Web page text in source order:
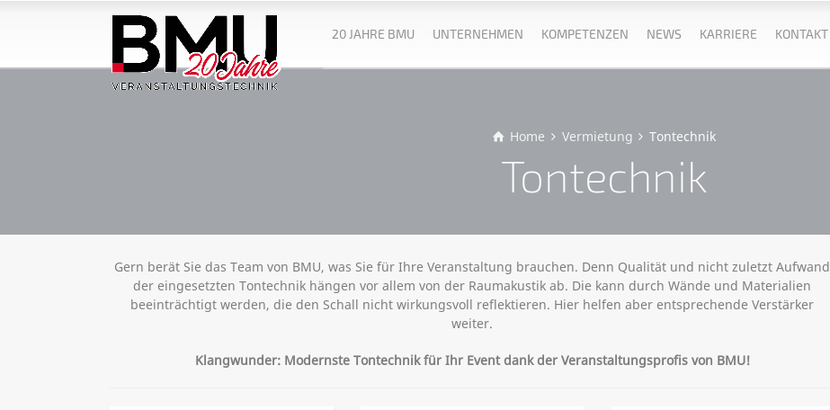
20 JAHRE BMU UNTERNEHMEN KOMPETENZEN NEWS KARRIERE KONTAKT
Home Vermietung Tontechnik
Tontechnik
Gern berät Sie das Team von BMU, was Sie für Ihre Veranstaltung brauchen. Denn Qualität und nicht zuletzt Aufwand
der eingesetzten Tontechnik hängen vor allem von der Raumakustik ab. Die kann durch Wände und Materialien
beeinträchtigt werden, die den Schall nicht wirkungsvoll reflektieren. Hier helfen aber entsprechende Verstärker
weiter.
Klangwunder: Modernste Tontechnik für Ihr Event dank der Veranstaltungsprofis von BMU!